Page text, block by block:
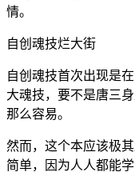
情。
自创魂技烂大街
自创魂技首次出现是
大魂技，要不是唐三
那么容易。
然而，这个本应该极
简单，因为人人都能